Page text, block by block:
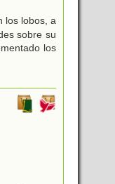
los lobos, a
sobre su
los